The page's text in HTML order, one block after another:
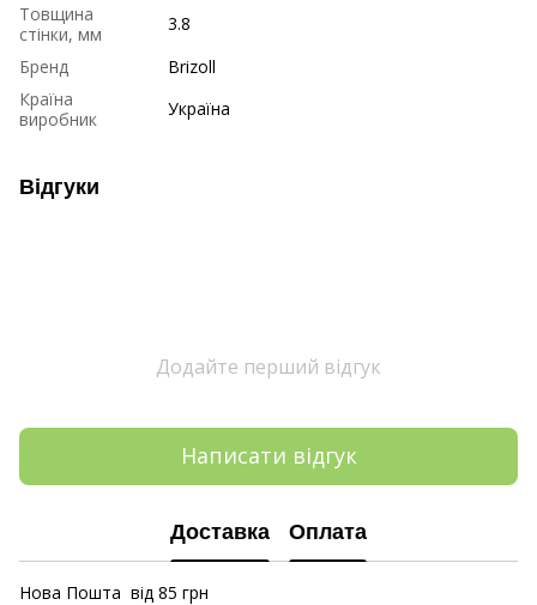
Товщина
стінки, мм
3.8
Бренд
Brizoll
Країна
виробник
Україна
Відгуки
Додайте перший відгук
Написати відгук
Доставка Оплата
Нова Пошта від 85 грн